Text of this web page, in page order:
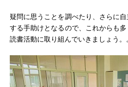
疑問に思うことを調べたり、さらに
する手助けとなるので、これからも
読書活動に取り組んでいきましょう。